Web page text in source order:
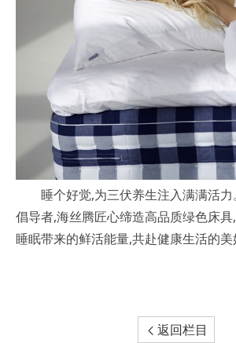
睡个好觉,为三伏养生注入满满活
倡导者,海丝腾匠心缔造高品质绿色床
睡眠带来的鲜活能量,共赴健康生活的美
 返回栏目